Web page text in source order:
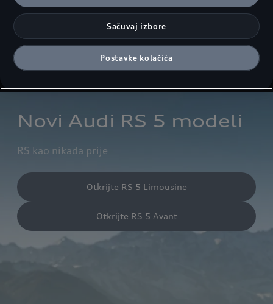
Novi Audi RS 5 modeli
RS kao nikada prije
Otkrijte RS 5 Limousine
Otkrijte RS 5 Avant
Sačuvaj izbore
Postavke kolačića